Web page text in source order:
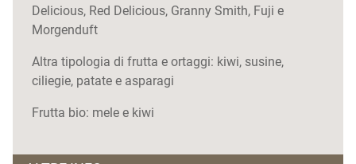
Delicious, Red Delicious, Granny Smith, Fuji e
Morgenduft
Altra tipologia di frutta e ortaggi: kiwi, susine,
ciliegie, patate e asparagi
Frutta bio: mele e kiwi